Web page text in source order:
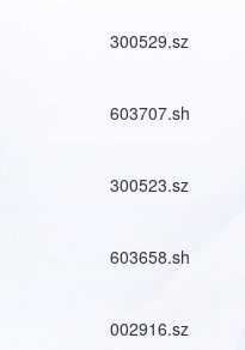
300529.sz
603707.sh
300523.sz
603658.sh
002916.sz